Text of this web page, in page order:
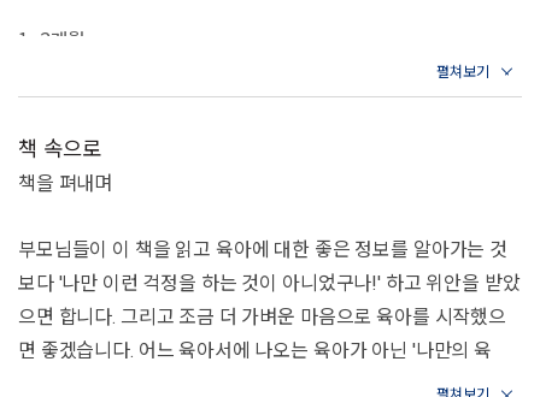
야 한다고 강조한다. 그래야 부모가 자신의 아이를 깊게 이해할
수 있고, 그에 맞춰 육아의 기준을 세우거나 방향성을 정할 수 있
키, 몸무게 등의 성장 기준과 함께 아이의 심리적인 발달도 살펴
볼 수 있게 구성했다. 부모가 아이의 인지 능력, 정서, 의사소통
능력, 사회성이 어떻게 자라는지를 알면, 아이의 알쏭달쏭한 표
정, 말과 행동에 숨은 의미를 더욱 쉽게 이해할 수 있다. 그것을
통해 ‘누가 뭐래도 우리 아이는 내가 잘 알아’ 하는 육아 자신감과
함께, 그동안 머릿속에 서로 동떨어져 있던 육아 정보들이 아이
1~2개월
나는 이만큼 할 수 있어요
이 시기 흔히 고민하는 문제
어떻게 놀아줄까?
아이와 더 가까워지는 소아정신과 칼럼
*Spercial Q&A 아이 아기 첫 수면 교육
2~3개월
이렇게 자랐어요
책 속으로
책을 펴내며
부모님들이 이 책을 읽고 육아에 대한 좋은 정보를 알아가는 것
보다 '나만 이런 걱정을 하는 것이 아니었구나!' 하고 위안을 받았
으면 합니다. 그리고 조금 더 가벼운 마음으로 육아를 시작했으
면 좋겠습니다. 어느 육아서에 나오는 육아가 아닌 '나만의 육
아'를 만들어 나갈 수 있도록, 이 책이 모든 초보 엄마, 아빠의 육